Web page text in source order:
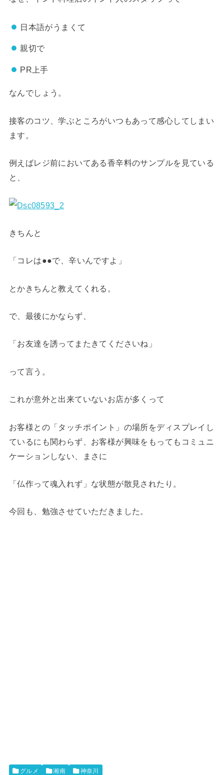
日本語がうまくて
親切で
PR上手
なんでしょう。
接客のコツ、学ぶところがいつもあって感心してしまい
ます。
例えばレジ前においてある香辛料のサンプルを見ている
と、
きちんと
「コレは●●で、辛いんですよ」
とかきちんと教えてくれる。
で、最後にかならず、
「お友達を誘ってまたきてくださいね」
って言う。
これが意外と出来ていないお店が多くって
お客様との「タッチポイント」の場所をディスプレイし
ているにも関わらず、お客様が興味をもってもコミュニ
ケーションしない、まさに
「仏作って魂入れず」な状態が散見されたり。
今回も、勉強させていただきました。
グルメ 湘南 神奈川